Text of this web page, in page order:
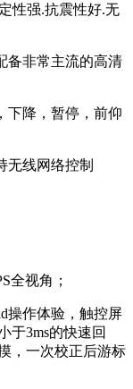
性强.抗震性好.无
备非常主流的高清
下降，暂停，前仰
无线网络控制
全视角；
操作体验，触控屏
于3ms的快速回
，一次校正后游标